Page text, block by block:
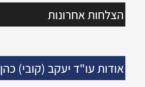
הצלחות אחרונות
אודות עו"ד יעקב (קובי) כהן